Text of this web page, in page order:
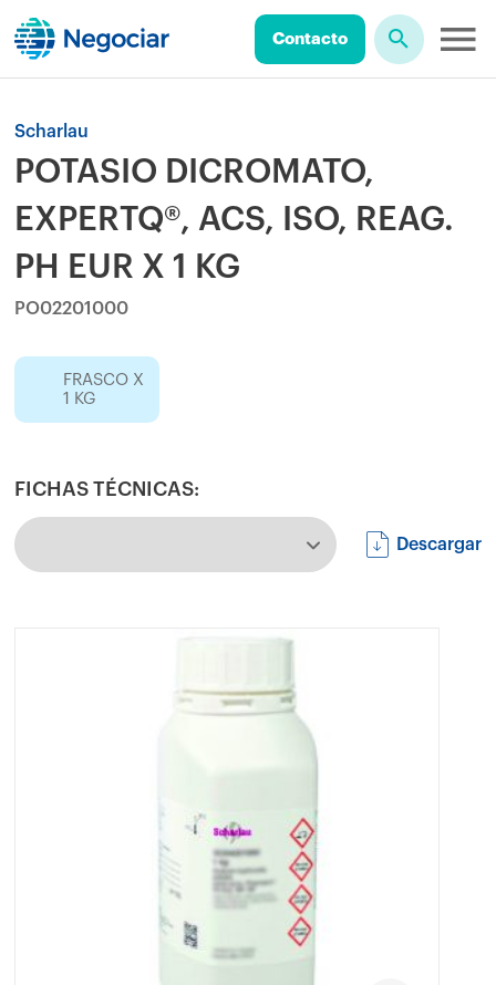
Contacto
Scharlau
POTASIO DICROMATO,
EXPERTQ®, ACS, ISO, REAG.
PH EUR X 1 KG
PO02201000
FRASCO X
1 KG
FICHAS TÉCNICAS:
Descargar